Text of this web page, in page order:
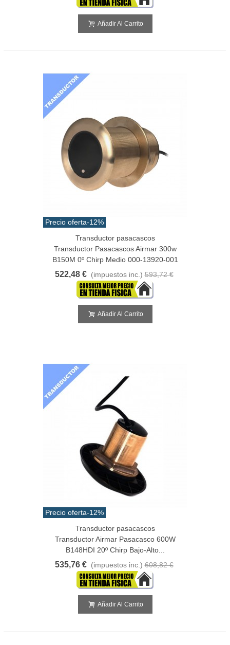
Añadir Al Carrito
Precio oferta-12%
Transductor pasacascos
Transductor Pasacascos Airmar 300w
B150M 0º Chirp Medio 000-13920-001
522,48 € (impuestos inc.) 593,72 €
Añadir Al Carrito
Precio oferta-12%
Transductor pasacascos
Transductor Airmar Pasacasco 600W
B148HDI 20º Chirp Bajo-Alto...
535,76 € (impuestos inc.) 608,82 €
Añadir Al Carrito